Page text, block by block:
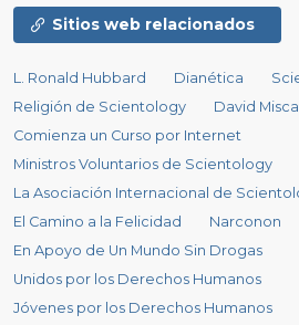
Sitios web relacionados
L. Ronald Hubbard Dianética
Religión de Scientology
David
Comienza un Curso por Internet
Ministros Voluntarios de Scientology
La Asociación Internacional de
El Camino a la Felicidad
Narconon
En Apoyo de Un Mundo Sin Drogas
Unidos por los Derechos Humanos
Jóvenes por los Derechos Humanos